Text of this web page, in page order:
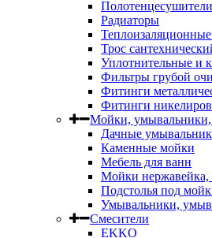
Полотенцесушители
Радиаторы
Трос
Уплотнительные и
Фильтры грубой
Фитинги
Фитинги
Мойки, умывальники,
Дачные
Каменные мойки
Мебель для ванн
Мойки нержавейка,
Подстолья под
Умывальники,
Смесители
EKKO